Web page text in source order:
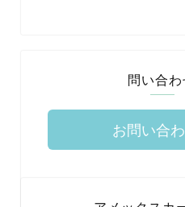
問い合
お問い合